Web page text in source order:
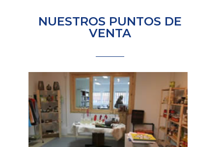
NUESTROS PUNTOS DE
VENTA